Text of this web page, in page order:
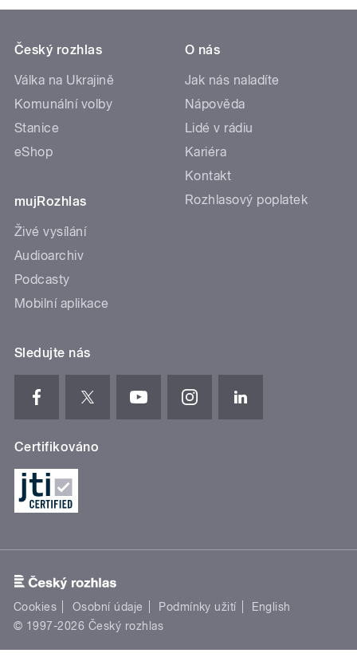
Český rozhlas
Válka na Ukrajině
Komunální volby
Stanice
eShop
mujRozhlas
Živé vysílání
Audioarchiv
Podcasty
Mobilní aplikace
O nás
Jak nás naladíte
Nápověda
Lidé v rádiu
Kariéra
Kontakt
Rozhlasový poplatek
Sledujte nás
Certifikováno
Cookies Osobní údaje Podmínky užití
English
© 1997-2026 Český rozhlas